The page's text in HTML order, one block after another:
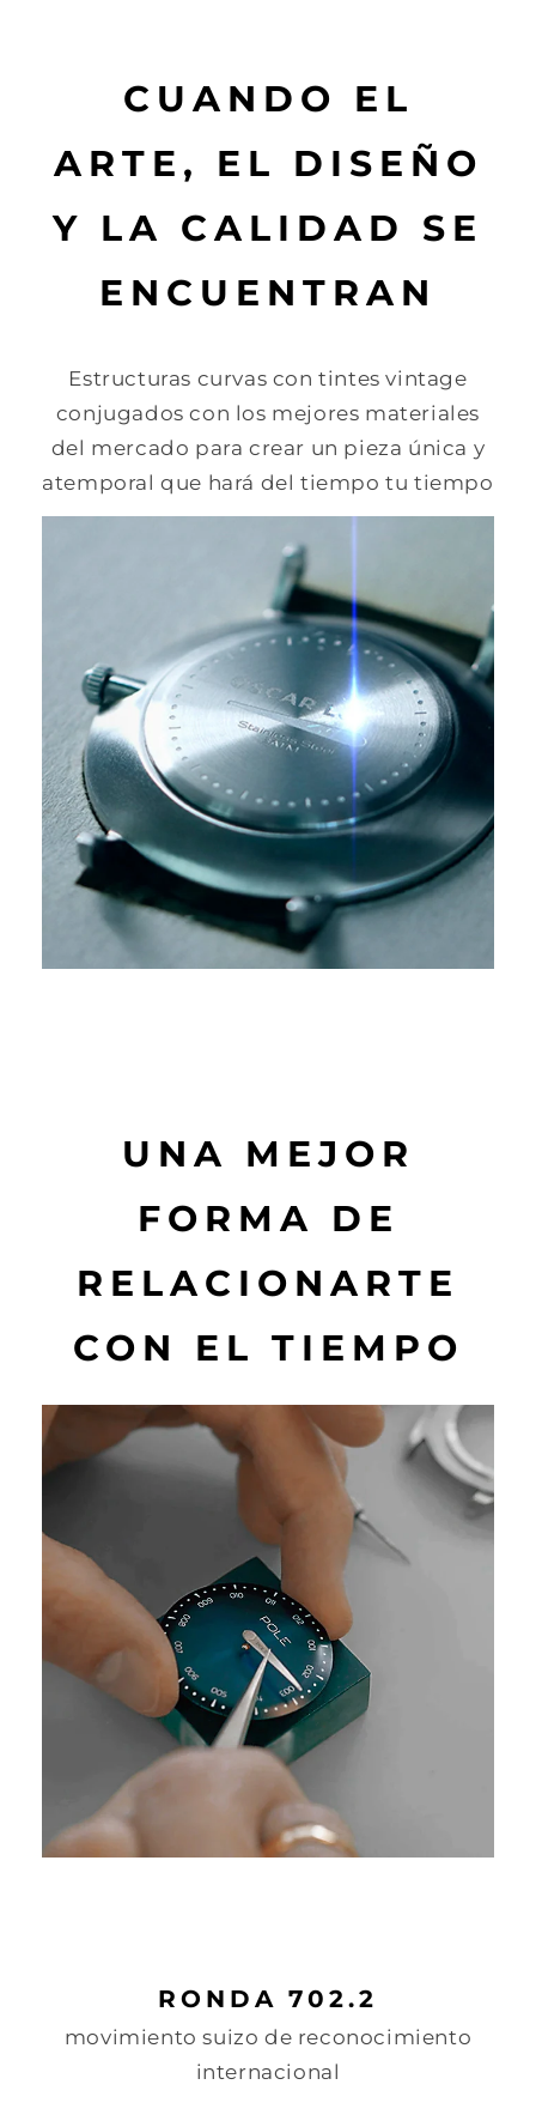
CUANDO EL
ARTE, EL DISEÑO
Y LA CALIDAD SE
ENCUENTRAN
Estructuras curvas con tintes vintage
conjugados con los mejores materiales
del mercado para crear un pieza única y
atemporal que hará del tiempo tu tiempo
UNA MEJOR
FORMA DE
RELACIONARTE
CON EL TIEMPO
RONDA 702.2
movimiento suizo de reconocimiento
internacional